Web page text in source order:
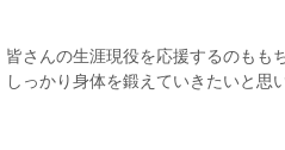
皆さんの生涯現役を応援するのもも
しっかり身体を鍛えていきたいと思